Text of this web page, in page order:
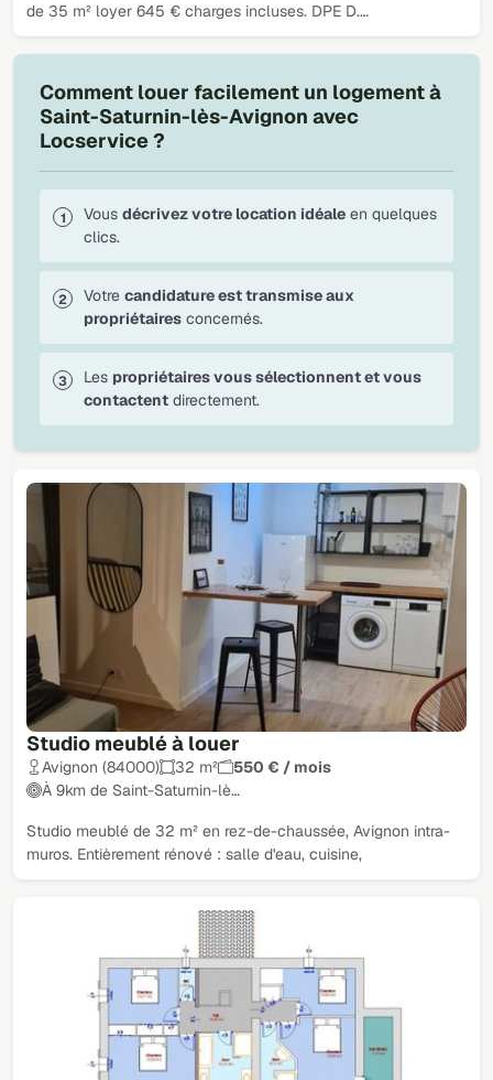
de 35 m² loyer 645 € charges incluses. DPE D.…
Studio meublé à louer
Avignon (84000) 32 m²
550 € / mois
À 9km de Saint-Saturnin-lè…
Studio meublé de 32 m² en rez-de-chaussée, Avignon intra-
muros. Entièrement rénové : salle d'eau, cuisine,
Comment louer facilement un logement à
Saint-Saturnin-lès-Avignon avec
Locservice ?
Vous décrivez votre location idéale en quelques
clics.
Votre candidature est transmise aux
propriétaires concernés.
Les propriétaires vous sélectionnent et vous
contactent directement.